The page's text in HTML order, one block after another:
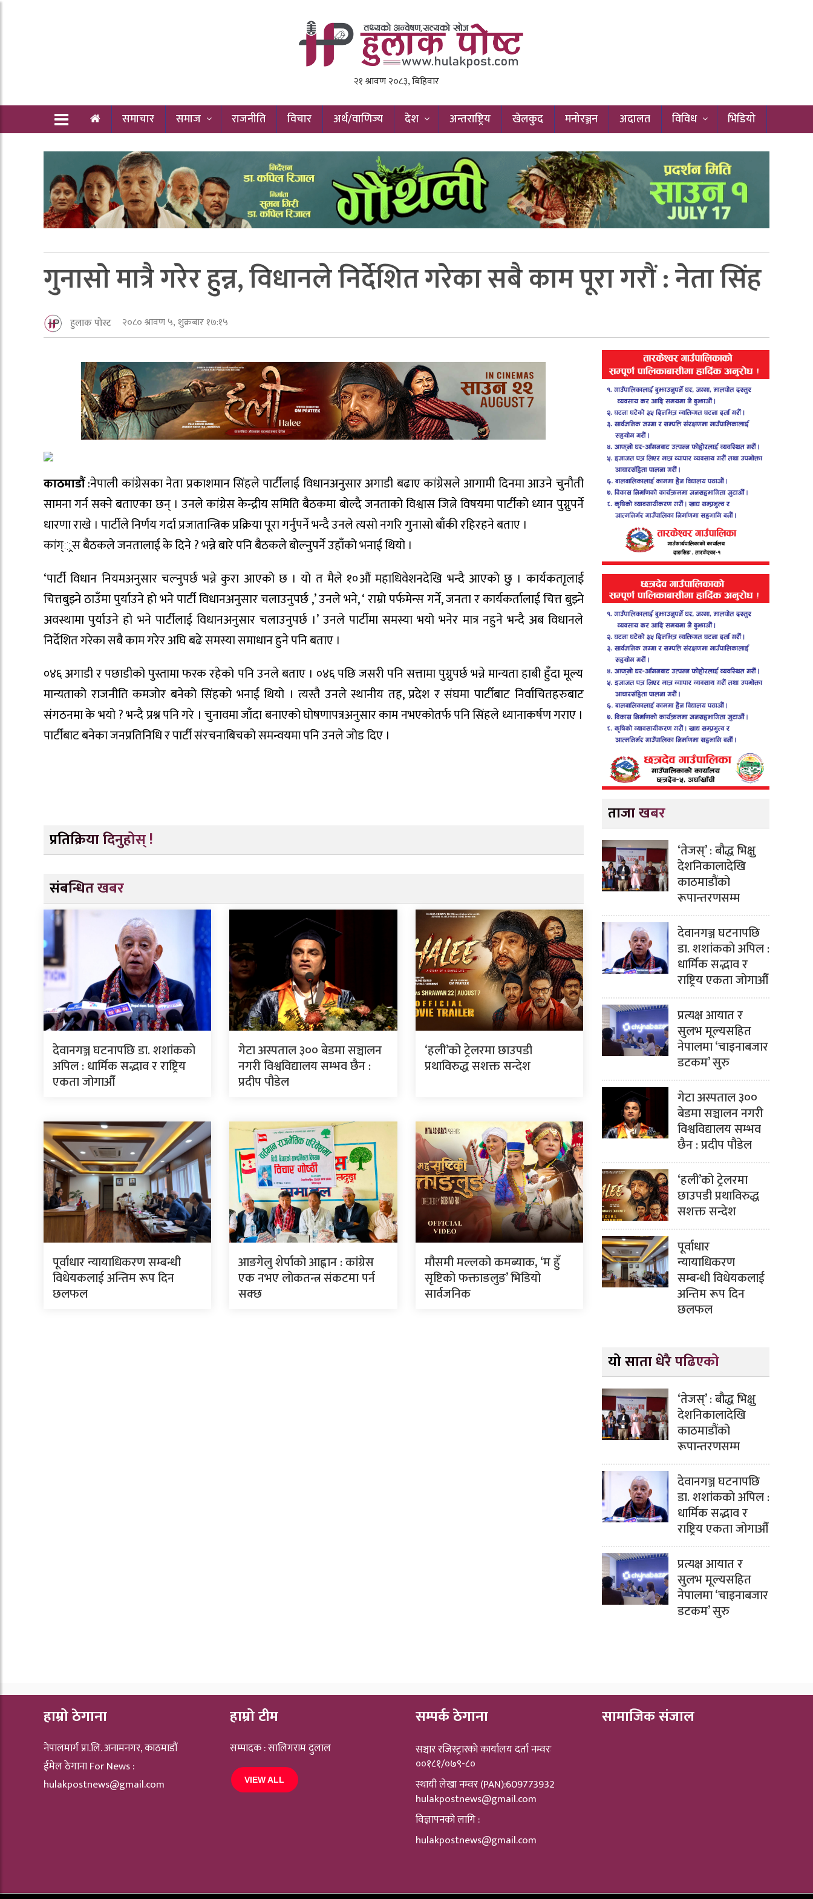
समाचार समाज राजनीति विचार अर्थ/वाणिज्य देश अन्तराष्ट्रिय खेलकुद मनोरञ्जन अदालत विविध भिडियो
गुनासाे मात्रै गरेर हुन्न, विधानले निर्देशित गरेका सबै काम पूरा गराैं : नेता सिंह
हुलाक पोस्ट २०८० श्रावण ५, शुक्रबार १७:१५
काठमाडौं:नेपाली कांग्रेसका नेता प्रकाशमान सिंहले पार्टीलाई विधानअनुसार अगाडी बढाए कांग्रेसले आगामी दिनमा आउने चुनौती
सामना गर्न सक्ने बताएका छन् । उनले कांग्रेस केन्द्रीय समिति बैठकमा बोल्दै जनताको विश्वास जित्ने विषयमा पार्टीको ध्यान पुग्नुपर्ने
धारणा राखे । पार्टीले निर्णय गर्दा प्रजातान्त्रिक प्रक्रिया पूरा गर्नुपर्ने भन्दै उनले त्यसो नगरि गुनासो बाँकी रहिरहने बताए ।
कांग््रस बैठकले जनतालाई के दिने ? भन्ने बारे पनि बैठकले बोल्नुपर्ने उहाँको भनाई थियो ।
‘पार्टी विधान नियमअनुसार चल्नुपर्छ भन्ने कुरा आएको छ । यो त मैले १०औं महाधिवेशनदेखि भन्दै आएको छु । कार्यकताृलाई
चित्तबुझ्ने ठाउँमा पुर्याउने हो भने पार्टी विधानअनुसार चलाउनुपर्छ ,’ उनले भने, ‘ राम्रो पर्फमेन्स गर्ने, जनता र कार्यकर्तालाई चित्त बुझ्ने
अवस्थामा पुर्याउने हो भने पार्टीलाई विधानअनुसार चलाउनुपर्छ ।’ उनले पार्टीमा समस्या भयो भनेर मात्र नहुने भन्दै अब विधानले
निर्देशित गरेका सबै काम गरेर अघि बढे समस्या समाधान हुने पनि बताए ।
०४६ अगाडी र पछाडीको पुस्तामा फरक रहेको पनि उनले बताए । ०४६ पछि जसरी पनि सत्तामा पुग्नुपर्छ भन्ने मान्यता हाबी हुँदा मूल्य
मान्यताको राजनीति कमजोर बनेको सिंहको भनाई थियो । त्यस्तै उनले स्थानीय तह, प्रदेश र संघमा पार्टीबाट निर्वाचितहरुबाट
संगठनमा के भयो ? भन्दै प्रश्न पनि गरे । चुनावमा जाँदा बनाएको घोषणापत्रअनुसार काम नभएकोतर्फ पनि सिंहले ध्यानाकर्षण गराए ।
पार्टीबाट बनेका जनप्रतिनिधि र पार्टी संरचनाबिचको समन्वयमा पनि उनले जोड दिए ।
प्रतिक्रिया दिनुहोस् !
संबन्धित खबर
देवानगञ्ज घटनापछि डा. शशांककाे
अपिल : धार्मिक सद्भाव र राष्ट्रिय
एकता जोगाऔँ
गेटा अस्पताल ३०० बेडमा सञ्चालन
नगरी विश्वविद्यालय सम्भव छैन :
प्रदीप पौडेल
‘हली’को ट्रेलरमा छाउपडी
प्रथाविरुद्ध सशक्त सन्देश
पूर्वाधार न्यायाधिकरण सम्बन्धी
विधेयकलाई अन्तिम रूप दिन
छलफल
आङगेलु शेर्पाको आह्वान : कांग्रेस
एक नभए लोकतन्त्र संकटमा पर्न
सक्छ
मौसमी मल्लको कमब्याक, ‘म हुँ
सृष्टिको फक्ताङलुङ’ भिडियो
सार्वजनिक
ताजा खबर
‘तेजस्’ : बौद्ध भिक्षु
देशनिकालादेखि
काठमाडौंको
रूपान्तरणसम्म
देवानगञ्ज घटनापछि
डा. शशांककाे अपिल :
धार्मिक सद्भाव र
राष्ट्रिय एकता जोगाऔँ
प्रत्यक्ष आयात र
सुलभ मूल्यसहित
नेपालमा ‘चाइनाबजार
डटकम’ सुरु
गेटा अस्पताल ३००
बेडमा सञ्चालन नगरी
विश्वविद्यालय सम्भव
छैन : प्रदीप पौडेल
‘हली’को ट्रेलरमा
छाउपडी प्रथाविरुद्ध
सशक्त सन्देश
पूर्वाधार
न्यायाधिकरण
सम्बन्धी विधेयकलाई
अन्तिम रूप दिन
छलफल
यो साता धेरै पढिएको
‘तेजस्’ : बौद्ध भिक्षु
देशनिकालादेखि
काठमाडौंको
रूपान्तरणसम्म
देवानगञ्ज घटनापछि
डा. शशांककाे अपिल :
धार्मिक सद्भाव र
राष्ट्रिय एकता जोगाऔँ
प्रत्यक्ष आयात र
सुलभ मूल्यसहित
नेपालमा ‘चाइनाबजार
डटकम’ सुरु
हाम्रो ठेगाना
नेपालमार्ग प्रा.लि. अनामनगर, काठमाडौं
ईमेल ठेगाना For News :
hulakpostnews@gmail.com
हाम्रो टीम
सम्पादक : सालिगराम दुलाल
VIEW ALL
सम्पर्क ठेगाना
सञ्चार रजिस्ट्रारकाे कार्यालय दर्ता नम्वरः
००१८१/०७९-८०
स्थायी लेखा नम्वर (PAN):609773932
hulakpostnews@gmail.com
विज्ञापनको लागि :
hulakpostnews@gmail.com
सामाजिक संजाल